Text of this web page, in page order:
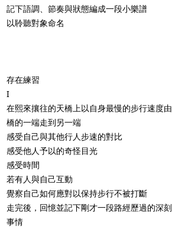
記下語調、節奏與狀態編成一段小樂譜
以聆聽對象命名
存在練習
I
在熙來攘往的天橋上以自身最慢的步行速度由
橋的一端走到另一端
感受自己與其他行人步速的對比
感受他人予以的奇怪目光
感受時間
若有人與自己互動
覺察自己如何應對以保持步行不被打斷
走完後，回憶並記下剛才一段路經歷過的深刻
事情